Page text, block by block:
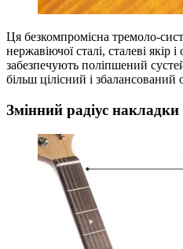
Ця безкомпромісна тремоло-
нержавіючої сталі, сталеві якір
забезпечують поліпшений
більш цілісний і
Змінний радіус